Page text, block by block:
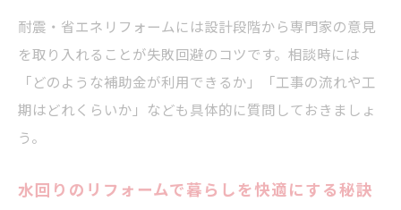
耐震・省エネリフォームには設計段階から専門家の意見
を取り入れることが失敗回避のコツです。相談時には
「どのような補助金が利用できるか」「工事の流れや工
期はどれくらいか」なども具体的に質問しておきましょ
う。
水回りのリフォームで暮らしを快適にする秘訣